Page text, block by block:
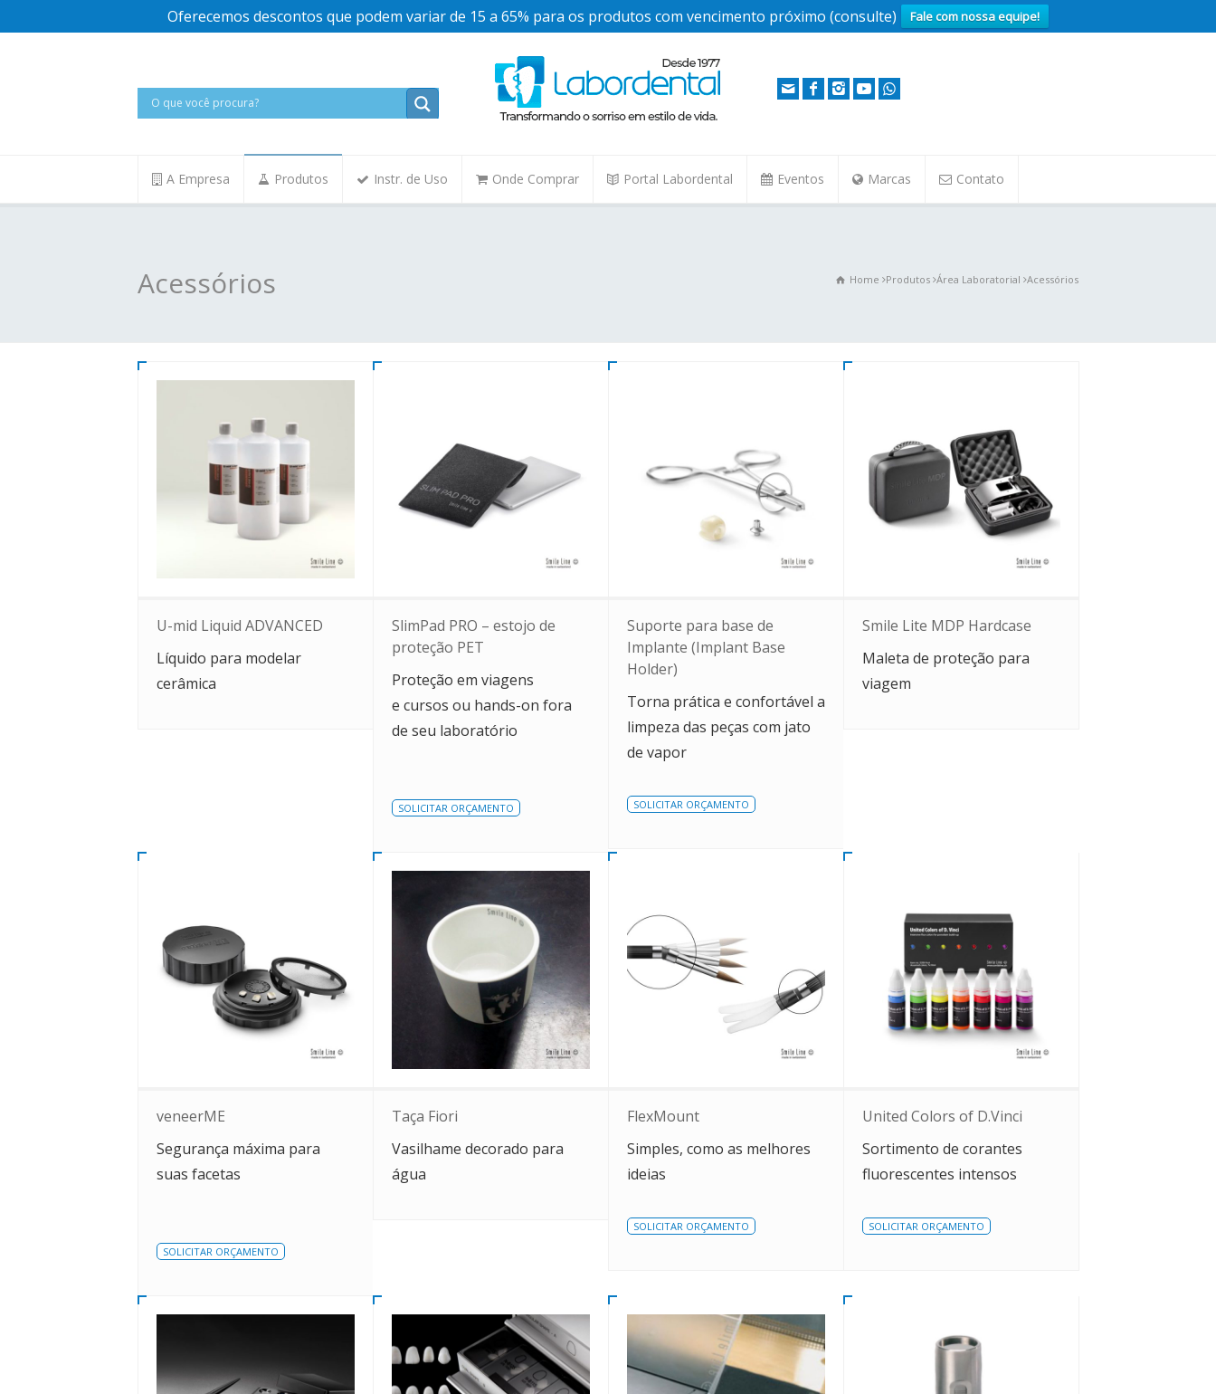
Oferecemos descontos que podem variar de 15 a 65% para os produtos com vencimento próximo (consulte) Fale com nossa equipe!
A Empresa Produtos Instr. de Uso Onde Comprar Portal Labordental Eventos Marcas Contato
Acessórios Home Produtos Área Laboratorial Acessórios
U-mid Liquid ADVANCED
Líquido para modelar
cerâmica
SlimPad PRO – estojo de
proteção PET
Proteção em viagens
e cursos ou hands-on fora
de seu laboratório
SOLICITAR ORÇAMENTO
Suporte para base de
Implante (Implant Base
Holder)
Torna prática e confortável a
limpeza das peças com jato
de vapor
SOLICITAR ORÇAMENTO
Smile Lite MDP Hardcase
Maleta de proteção para
viagem
veneerME
Segurança máxima para
suas facetas
SOLICITAR ORÇAMENTO
Taça Fiori
Vasilhame decorado para
água
FlexMount
Simples, como as melhores
ideias
SOLICITAR ORÇAMENTO
United Colors of D.Vinci
Sortimento de corantes
fluorescentes intensos
SOLICITAR ORÇAMENTO